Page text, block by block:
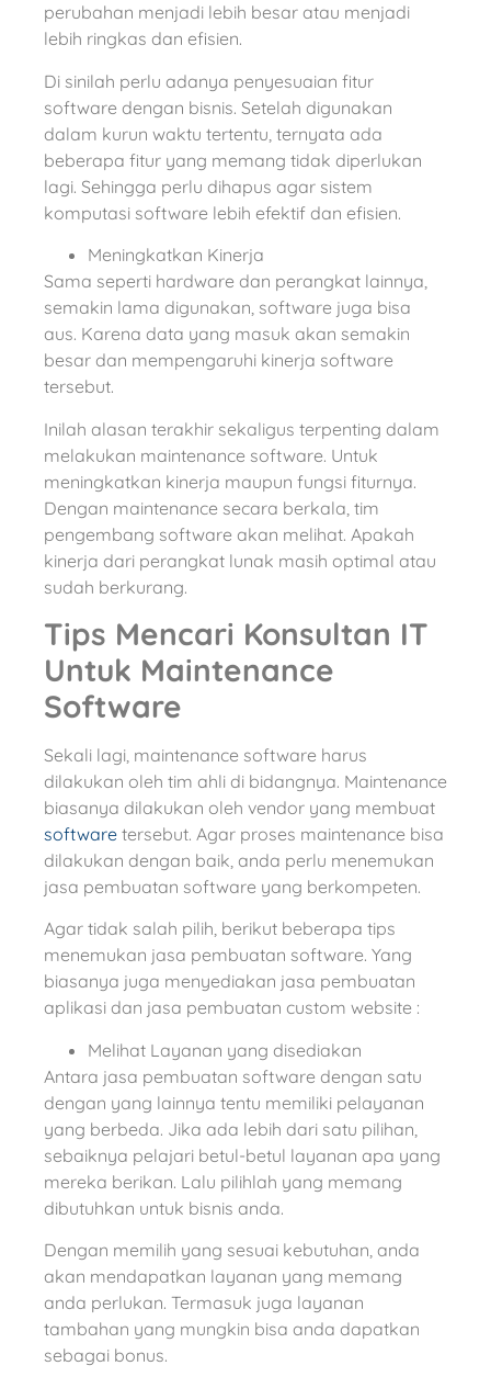
perubahan menjadi lebih besar atau menjadi
lebih ringkas dan efisien.
Di sinilah perlu adanya penyesuaian fitur
software dengan bisnis. Setelah digunakan
dalam kurun waktu tertentu, ternyata ada
beberapa fitur yang memang tidak diperlukan
lagi. Sehingga perlu dihapus agar sistem
komputasi software lebih efektif dan efisien.
Meningkatkan Kinerja
Sama seperti hardware dan perangkat lainnya,
semakin lama digunakan, software juga bisa
aus. Karena data yang masuk akan semakin
besar dan mempengaruhi kinerja software
tersebut.
Inilah alasan terakhir sekaligus terpenting dalam
melakukan maintenance software. Untuk
meningkatkan kinerja maupun fungsi fiturnya.
Dengan maintenance secara berkala, tim
pengembang software akan melihat. Apakah
kinerja dari perangkat lunak masih optimal atau
sudah berkurang.
Tips Mencari Konsultan IT
Untuk Maintenance
Software
Sekali lagi, maintenance software harus
dilakukan oleh tim ahli di bidangnya. Maintenance
biasanya dilakukan oleh vendor yang membuat
software tersebut. Agar proses maintenance bisa
dilakukan dengan baik, anda perlu menemukan
jasa pembuatan software yang berkompeten.
Agar tidak salah pilih, berikut beberapa tips
menemukan jasa pembuatan software. Yang
biasanya juga menyediakan jasa pembuatan
aplikasi dan jasa pembuatan custom website :
Melihat Layanan yang disediakan
Antara jasa pembuatan software dengan satu
dengan yang lainnya tentu memiliki pelayanan
yang berbeda. Jika ada lebih dari satu pilihan,
sebaiknya pelajari betul-betul layanan apa yang
mereka berikan. Lalu pilihlah yang memang
dibutuhkan untuk bisnis anda.
Dengan memilih yang sesuai kebutuhan, anda
akan mendapatkan layanan yang memang
anda perlukan. Termasuk juga layanan
tambahan yang mungkin bisa anda dapatkan
sebagai bonus.